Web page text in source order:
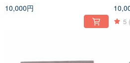
10,000円
5